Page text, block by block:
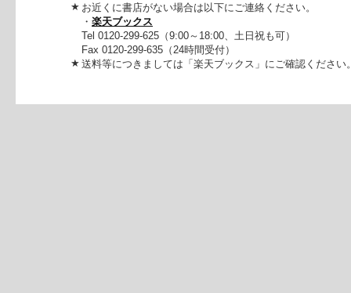
★ お近くに書店がない場合は以下にご連絡ください。
・ 楽天ブックス
Tel 0120-299-625（9:00～18:00、土日祝も可）
Fax 0120-299-635（24時間受付）
★ 送料等につきましては「楽天ブックス」にご確認ください